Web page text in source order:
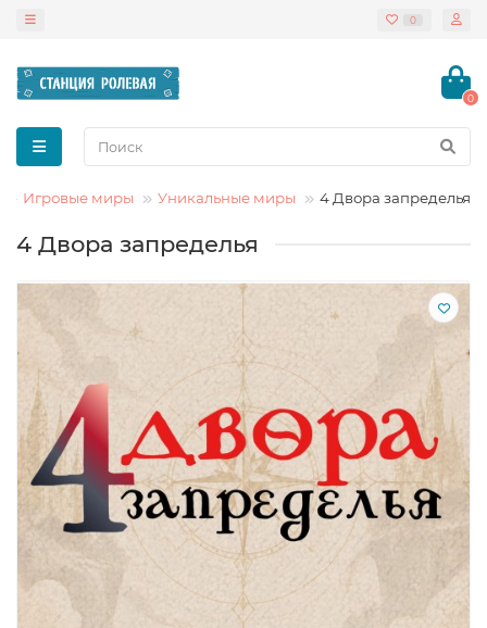
0
0
Игровые миры Уникальные миры 4 Двора запределья
4 Двора запределья